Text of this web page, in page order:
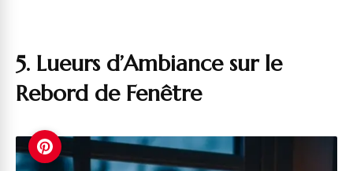
5. Lueurs d’Ambiance sur le
Rebord de Fenêtre